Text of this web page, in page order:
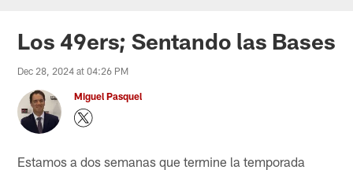
Los 49ers; Sentando las Bases
Dec 28, 2024 at 04:26 PM
Miguel Pasquel
Estamos a dos semanas que termine la temporada